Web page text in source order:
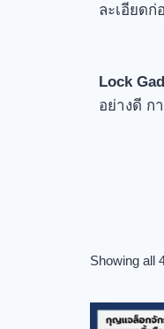
ละเอียดก่
Lock
อย่างดี ก
Showing all